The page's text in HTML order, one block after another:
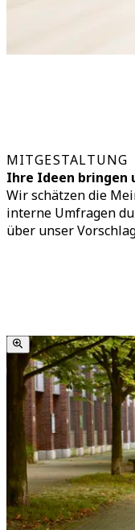
MITGESTALTUNG
Ihre Ideen bringen
Wir schätzen die
interne Umfragen
über unser